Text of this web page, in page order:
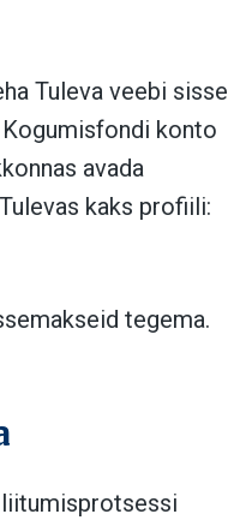
Tuleva veebi sisse
Kogumisfondi konto
avada
kaks profiili:
tegema.
liitumisprotsessi